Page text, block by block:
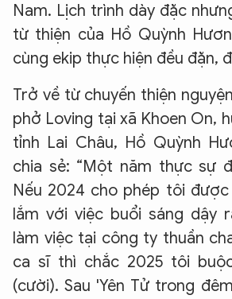
Nam. Lịch trình dày đặc
từ thiện của Hồ Quỳnh
cùng ekip thực hiện đều đặn,
Trở về từ chuyến thiện
phở Loving tại xã Khoen On,
tỉnh Lai Châu, Hồ Quỳnh
chia sẻ: “Một năm thực sự
Nếu 2024 cho phép tôi
lắm với việc buổi sáng dậy
làm việc tại công ty thuần
ca sĩ thì chắc 2025 tôi
(cười). Sau 'Yên Tử trong